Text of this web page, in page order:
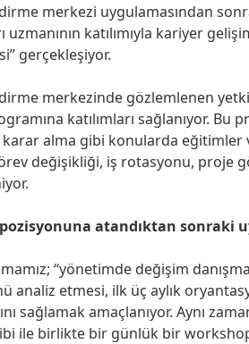
merkezi uygulamasından
uzmanının katılımıyla kariyer
gerçekleşiyor.
merkezinde gözlemlenen
katılımları sağlanıyor.
karar alma gibi konularda
değişikliği, iş rotasyonu, proje
atandıktan sonraki
“yönetimde değişim
analiz etmesi, ilk üç aylık
sağlamak amaçlanıyor. Aynı
ile birlikte bir günlük bir